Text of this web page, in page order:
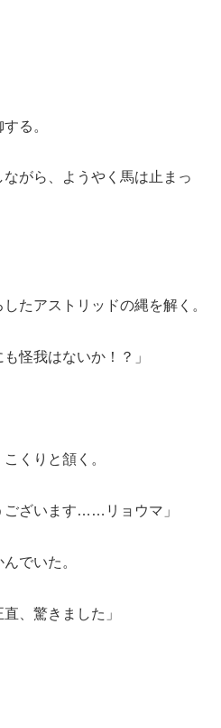
る。
がら、ようやく馬は止まっ
たアストリッドの縄を解く。
怪我はないか！？」
くりと頷く。
ございます……リョウマ」
でいた。
、驚きました」